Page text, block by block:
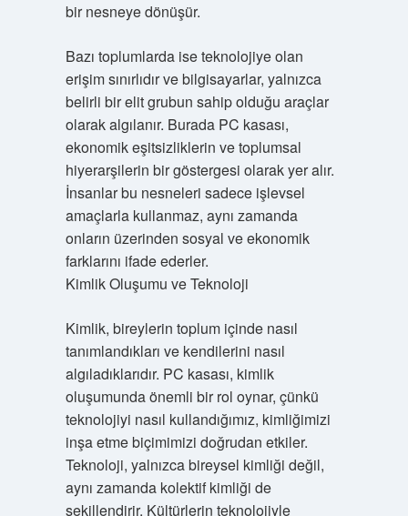
bir nesneye dönüşür.
Bazı toplumlarda ise teknolojiye olan
erişim sınırlıdır ve bilgisayarlar, yalnızca
belirli bir elit grubun sahip olduğu araçlar
olarak algılanır. Burada PC kasası,
ekonomik eşitsizliklerin ve toplumsal
hiyerarşilerin bir göstergesi olarak yer alır.
İnsanlar bu nesneleri sadece işlevsel
amaçlarla kullanmaz, aynı zamanda
onların üzerinden sosyal ve ekonomik
farklarını ifade ederler.
Kimlik Oluşumu ve Teknoloji
Kimlik, bireylerin toplum içinde nasıl
tanımlandıkları ve kendilerini nasıl
algıladıklarıdır. PC kasası, kimlik
oluşumunda önemli bir rol oynar, çünkü
teknolojiyi nasıl kullandığımız, kimliğimizi
inşa etme biçimimizi doğrudan etkiler.
Teknoloji, yalnızca bireysel kimliği değil,
aynı zamanda kolektif kimliği de
şekillendirir. Kültürlerin teknolojiyle